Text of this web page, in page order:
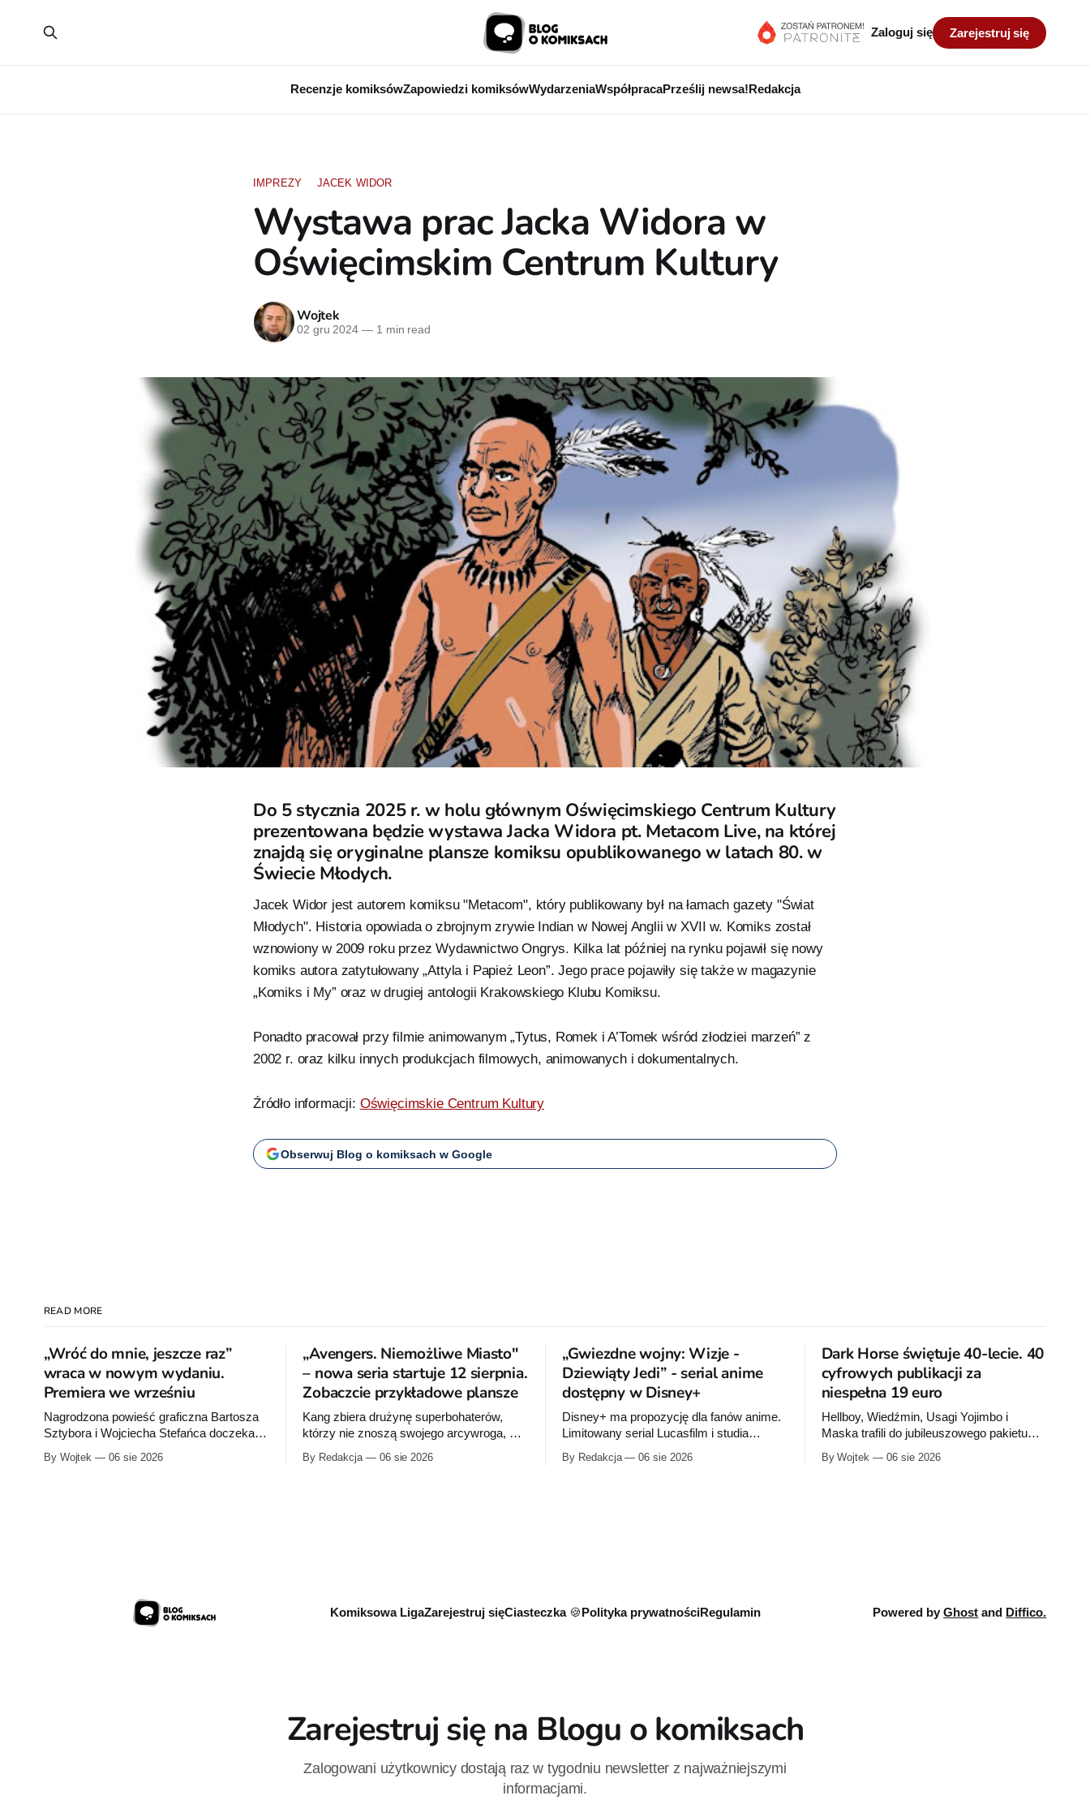
Recenzje komiksówZapowiedzi komiksówWydarzeniaWspółpracaPrześlij newsa!Redakcja
Zaloguj się Zarejestruj się
IMPREZY JACEK WIDOR
Wystawa prac Jacka Widora w
Oświęcimskim Centrum Kultury
Wojtek
02 gru 2024 —1 min read
Do 5 stycznia 2025 r. w holu głównym Oświęcimskiego Centrum Kultury
prezentowana będzie wystawa Jacka Widora pt. Metacom Live, na której
znajdą się oryginalne plansze komiksu opublikowanego w latach 80. w
Świecie Młodych.
Jacek Widor jest autorem komiksu "Metacom", który publikowany był na łamach gazety "Świat
Młodych". Historia opowiada o zbrojnym zrywie Indian w Nowej Anglii w XVII w. Komiks został
wznowiony w 2009 roku przez Wydawnictwo Ongrys. Kilka lat później na rynku pojawił się nowy
komiks autora zatytułowany „Attyla i Papież Leon”. Jego prace pojawiły się także w magazynie
„Komiks i My” oraz w drugiej antologii Krakowskiego Klubu Komiksu.
Ponadto pracował przy filmie animowanym „Tytus, Romek i A’Tomek wśród złodziei marzeń” z
2002 r. oraz kilku innych produkcjach filmowych, animowanych i dokumentalnych.
Źródło informacji: Oświęcimskie Centrum Kultury
Obserwuj Blog o komiksach w Google
READ MORE
„Wróć do mnie, jeszcze raz”
wraca w nowym wydaniu.
Premiera we wrześniu
Nagrodzona powieść graficzna Bartosza
Sztybora i Wojciecha Stefańca doczeka
przygotowuje nową edycję albumu „Wróć
By Wojtek 06 sie 2026
„Avengers. Niemożliwe Miasto"
– nowa seria startuje 12 sierpnia.
Zobaczcie przykładowe plansze
Kang zbiera drużynę superbohaterów,
którzy nie znoszą swojego arcywroga, a
Przymierze z królem Arturem na czele.
By Redakcja 06 sie 2026
„Gwiezdne wojny: Wizje -
Dziewiąty Jedi” - serial anime
dostępny w Disney+
Disney+ ma propozycję dla fanów anime.
Limitowany serial Lucasfilm i studia
zapoczątkowaną w krótkometrażówkach
By Redakcja 06 sie 2026
Dark Horse świętuje 40-lecie. 40
cyfrowych publikacji za
niespełna 19 euro
Hellboy, Wiedźmin, Usagi Yojimbo i
Maska trafili do jubileuszowego pakietu
zestaw obejmuje 40 cyfrowych publikacji i
By Wojtek 06 sie 2026
Komiksowa LigaZarejestruj sięCiasteczka 🍪Polityka prywatnościRegulamin Powered byGhost and Diffico.
Zarejestruj się na Blogu o komiksach
Zalogowani użytkownicy dostają raz w tygodniu newsletter z najważniejszymi
informacjami.